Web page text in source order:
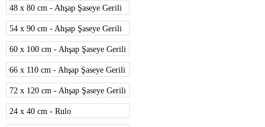
48 x 80 cm - Ahşap Şaseye Gerili
54 x 90 cm - Ahşap Şaseye Gerili
60 x 100 cm - Ahşap Şaseye Gerili
66 x 110 cm - Ahşap Şaseye Gerili
72 x 120 cm - Ahşap Şaseye Gerili
24 x 40 cm - Rulo